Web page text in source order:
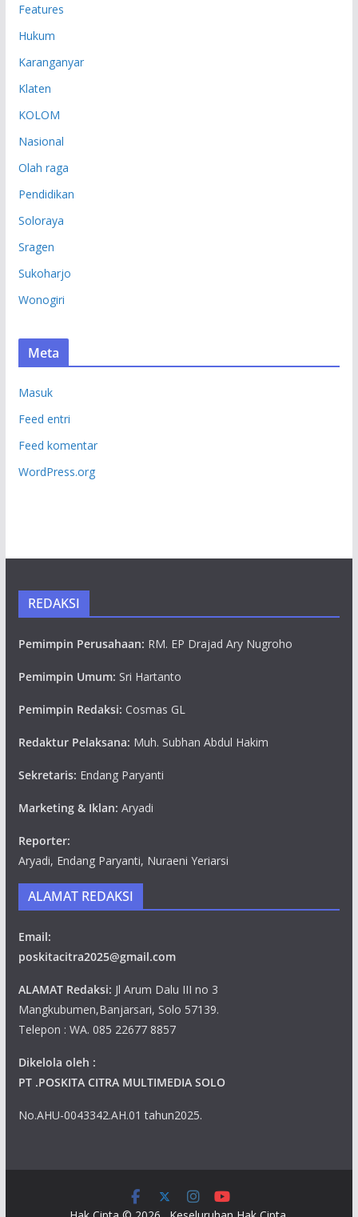
Features
Hukum
Karanganyar
Klaten
KOLOM
Nasional
Olah raga
Pendidikan
Soloraya
Sragen
Sukoharjo
Wonogiri
Meta
Masuk
Feed entri
Feed komentar
WordPress.org
REDAKSI
Pemimpin Perusahaan: RM. EP Drajad Ary Nugroho
Pemimpin Umum: Sri Hartanto
Pemimpin Redaksi: Cosmas GL
Redaktur Pelaksana: Muh. Subhan Abdul Hakim
Sekretaris: Endang Paryanti
Marketing & Iklan: Aryadi
Reporter:
Aryadi, Endang Paryanti, Nuraeni Yeriarsi
ALAMAT REDAKSI
Email:
poskitacitra2025@gmail.com
ALAMAT Redaksi: Jl Arum Dalu III no 3
Mangkubumen,Banjarsari, Solo 57139.
Telepon : WA. 085 22677 8857
Dikelola oleh :
PT .POSKITA CITRA MULTIMEDIA SOLO
No.AHU-0043342.AH.01 tahun2025.